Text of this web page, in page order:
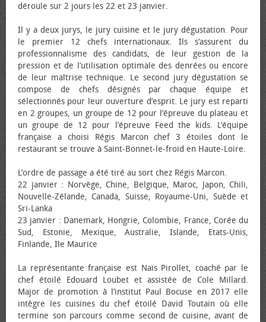
déroule sur 2 jours les 22 et 23 janvier.
Il y a deux jurys, le jury cuisine et le jury dégustation. Pour
le premier 12 chefs internationaux. Ils s‘assurent du
professionnalisme des candidats, de leur gestion de la
pression et de l’utilisation optimale des denrées ou encore
de leur maîtrise technique. Le second jury dégustation se
compose de chefs désignés par chaque équipe et
sélectionnés pour leur ouverture d’esprit. Le jury est reparti
en 2 groupes, un groupe de 12 pour l’épreuve du plateau et
un groupe de 12 pour l’épreuve Feed the kids. L’équipe
française a choisi Régis Marcon chef 3 étoiles dont le
restaurant se trouve à Saint-Bonnet-le-froid en Haute-Loire.
L’ordre de passage a été tiré au sort chez Régis Marcon.
22 janvier : Norvège, Chine, Belgique, Maroc, Japon, Chili,
Nouvelle-Zélande, Canada, Suisse, Royaume-Uni, Suède et
Sri-Lanka
23 janvier : Danemark, Hongrie, Colombie, France, Corée du
Sud, Estonie, Mexique, Australie, Islande, Etats-Unis,
Finlande, Ile Maurice
La représentante française est Naïs Pirollet, coaché par le
chef étoilé Edouard Loubet et assistée de Cole Millard.
Major de promotion à l’institut Paul Bocuse en 2017 elle
intègre les cuisines du chef étoilé David Toutain où elle
termine son parcours comme second de cuisine, avant de